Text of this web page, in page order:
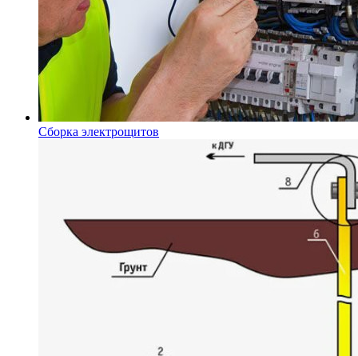
Сборка электрощитов